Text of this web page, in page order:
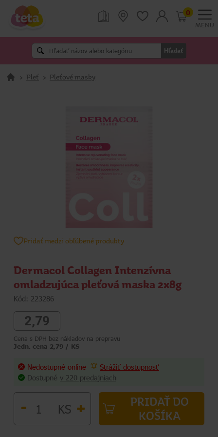
MENU
Hľadať
0
> Pleť > Pleťové masky
Pridať medzi obľúbené produkty
Dermacol Collagen Intenzívna
omladzujúca pleťová maska 2x8g
Kód: 223286
2,79
Cena s DPH bez nákladov na prepravu
Jedn. cena 2,79 / KS
Nedostupné online
Strážiť dostupnosť
Dostupné v 220 predajniach
- KS +
PRIDAŤ DO
KOŠÍKA